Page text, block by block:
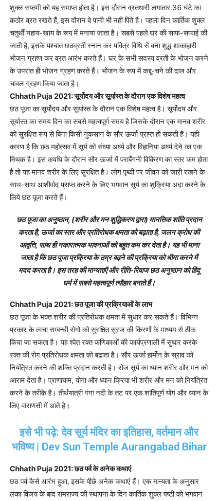
शुक्ल सप्तमी को यह समाप्त होता है। इस दौरान व्रतधारी लगातार 36 घंटे का
कठोर व्रत रखते हैं, इस दौरान वे पानी भी नहीं पिते है। पहला दिन कार्तिक शुक्ल
चतुर्थी नहाय-खाय के रूप में मनाया जाता है। सबसे पहले घर की साफ-सफाई की
जाती है, इसके पश्चात छठव्रती स्नान कर पवित्र विधि से बना शुद्ध शाकाहारी
भोजन ग्रहण कर व्रत आरंभ करते हैं। घर के सभी सदस्य व्रती के भोजन करने
के उपरांत ही भोजन ग्रहण करते हैं। भोजन के रूप में कद्दू-चने की दाल और
चावल ग्रहण किया जाता है।
Chhath Puja 2021: सूर्योदय और सूर्यास्त के दौरान एक विशेष महत्व
छठ पूजा का सूर्योदय और सूर्यास्त के दौरान एक विशेष महत्व है। सूर्योदय और
सूर्यास्त का समय दिन का सबसे महत्वपूर्ण समय है जिसके दौरान एक मानव शरीर
को सुरक्षित रूप से बिना किसी नुकसान के सौर ऊर्जा प्राप्त हो सकती हैं। यही
कारण है कि छठ महोत्सव में सूर्य को संध्या अर्घ्य और विहानिया अर्घ्य देने का एक
मिथक है। इस अवधि के दौरान सौर ऊर्जा में पराबैंगनी विकिरण का स्तर कम होता
है तो यह मानव शरीर के लिए सुरक्षित है। लोग पृथ्वी पर जीवन को जारी रखने के
साथ-साथ आशीर्वाद प्राप्त करने के लिए भगवान सूर्य का शुक्रिया अदा करने के
लिये छठ पूजा करते हैं।
छठ पूजा का अनुष्ठान, (शरीर और मन शुद्धिकरण द्वारा) मानसिक शांति प्रदान
करता है, ऊर्जा का स्तर और प्रतिरोधक क्षमता को बढ़ाता है, जलन क्रोध की
आवृत्ति, साथ ही नकारात्मक भावनाओं को बहुत कम कर देता है। यह भी माना
जाता है कि छठ पूजा प्रक्रिया के उम्र बढ़ने की प्रक्रिया को धीमा करने में
मदद करता है। इस तरह की मान्यताऍ और रीति-रिवाज छठ अनुष्ठान को हिंदू
धर्म में सबसे महत्वपूर्ण त्यौहार बनाते हैं।
Chhath Puja 2021: छठ पूजा की प्रक्रियाओं के लाभ
छठ पूजा के भक्त शरीर की प्रतिरोधक क्षमता में सुधार कर सकते हैं। विभिन्न
प्रकार के त्वचा सम्बन्धी रोगो को सुरक्षित सूरज की किरणों के माध्यम से ठीक
किया जा सकता है। यह श्वेत रक्त कणिकाओं की कार्यप्रणाली में सुधार करके
रक्त की रोग प्रतिरोधक क्षमता को बढाता है। सौर ऊर्जा हार्मोन के स्राव को
नियंत्रित करने की शक्ति प्रदान करती है। रोज सूर्य का ध्यान शरीर और मन को
आराम देता है। प्राणायाम, योगा और ध्यान क्रिया भी शरीर और मन को नियंत्रित
करने के तरीके है। तीर्थयात्री गंगा नदी के तट पर एक शांतिपूर्ण योग और ध्यान के
लिए वाराणसी में आते है।
इसे भी पढ़े: देव सूर्य मंदिर का इतिहास, वर्तमान और
भविष्य | Dev Sun Temple Aurangabad Bihar
Chhath Puja 2021: छठ पर्व के अनेक कथाएं
छठ पर्व कैसे आरंभ हुआ, इसके पीछे अनेक कथाएं हैं। एक मान्यता के अनुसार
लंका विजय के बाद रामराज्य की स्थापना के दिन कार्तिक शुक्ल षष्ठी को भगवान